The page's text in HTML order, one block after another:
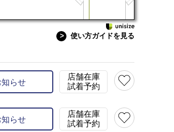
> 使い方ガイドを見る
らせ
店舗在庫
試着予約
らせ
店舗在庫
試着予約